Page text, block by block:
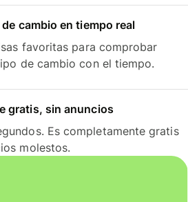
cambio en tiempo real
favoritas para comprobar
de cambio con el tiempo.
gratis, sin anuncios
Es completamente gratis
molestos.